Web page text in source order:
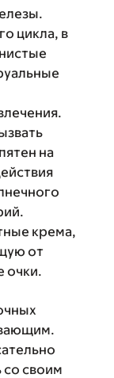
цикла, в
на
крема,
от
очки.
своим